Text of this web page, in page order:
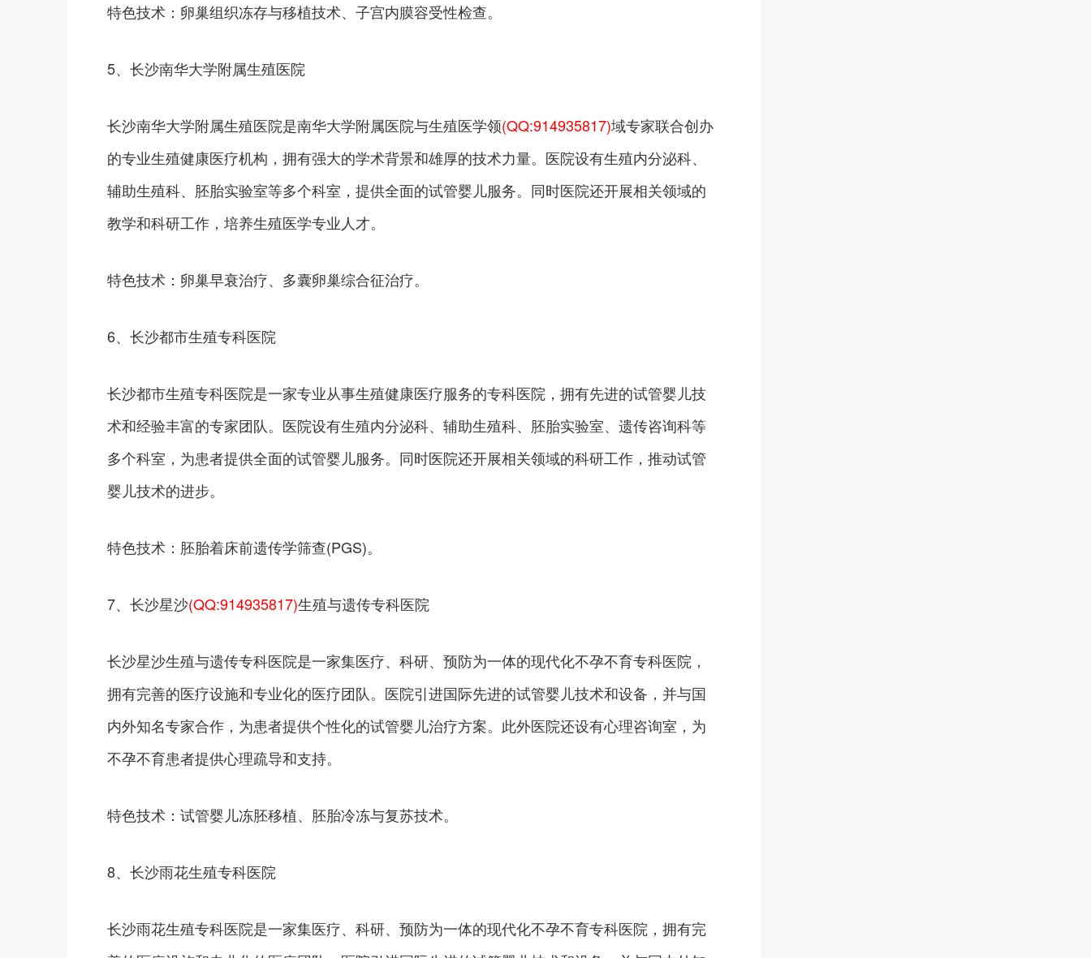
特色技术：卵巢组织冻存与移植技术、子宫内膜容受性检查。
5、长沙南华大学附属生殖医院
长沙南华大学附属生殖医院是南华大学附属医院与生殖医学领(QQ:914935817)域专家联合创办
的专业生殖健康医疗机构，拥有强大的学术背景和雄厚的技术力量。医院设有生殖内分泌科、
辅助生殖科、胚胎实验室等多个科室，提供全面的试管婴儿服务。同时医院还开展相关领域的
教学和科研工作，培养生殖医学专业人才。
特色技术：卵巢早衰治疗、多囊卵巢综合征治疗。
6、长沙都市生殖专科医院
长沙都市生殖专科医院是一家专业从事生殖健康医疗服务的专科医院，拥有先进的试管婴儿技
术和经验丰富的专家团队。医院设有生殖内分泌科、辅助生殖科、胚胎实验室、遗传咨询科等
多个科室，为患者提供全面的试管婴儿服务。同时医院还开展相关领域的科研工作，推动试管
婴儿技术的进步。
特色技术：胚胎着床前遗传学筛查(PGS)。
7、长沙星沙(QQ:914935817)生殖与遗传专科医院
长沙星沙生殖与遗传专科医院是一家集医疗、科研、预防为一体的现代化不孕不育专科医院，
拥有完善的医疗设施和专业化的医疗团队。医院引进国际先进的试管婴儿技术和设备，并与国
内外知名专家合作，为患者提供个性化的试管婴儿治疗方案。此外医院还设有心理咨询室，为
不孕不育患者提供心理疏导和支持。
特色技术：试管婴儿冻胚移植、胚胎冷冻与复苏技术。
8、长沙雨花生殖专科医院
长沙雨花生殖专科医院是一家集医疗、科研、预防为一体的现代化不孕不育专科医院，拥有完